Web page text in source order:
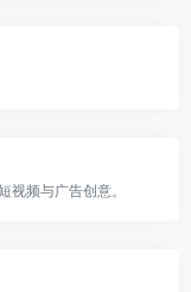
视频与广告创意。